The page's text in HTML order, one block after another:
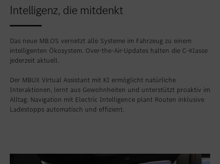
Intelligenz, die mitdenkt
Das neue MB.OS vernetzt alle Systeme im Fahrzeug zu einem
intelligenten Ökosystem. Over-the-Air-Updates halten die C-Klasse
jederzeit aktuell.
Der MBUX Virtual Assistant mit KI ermöglicht natürliche
Interaktionen, lernt aus Gewohnheiten und unterstützt proaktiv im
Alltag. Navigation mit Electric Intelligence plant Routen inklusive
Ladestopps automatisch und effizient.